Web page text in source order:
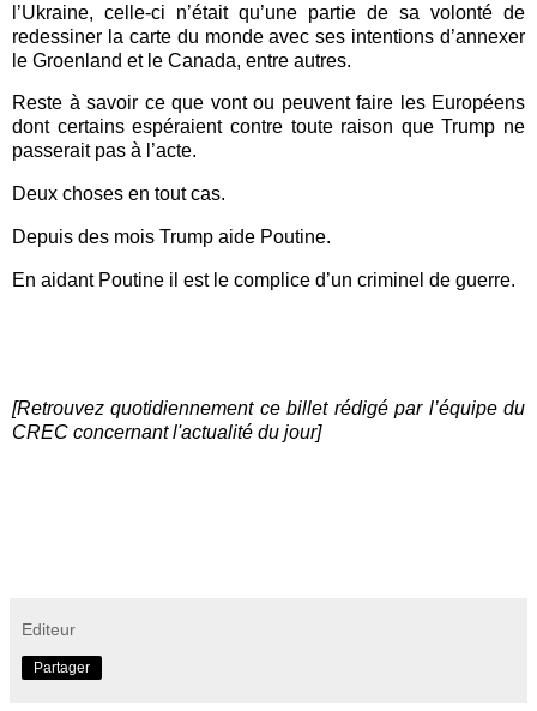
l’Ukraine, celle-ci n’était qu’une partie de sa volonté de
redessiner la carte du monde avec ses intentions d’annexer
le Groenland et le Canada, entre autres.
Reste à savoir ce que vont ou peuvent faire les Européens
dont certains espéraient contre toute raison que Trump ne
passerait pas à l’acte.
Deux choses en tout cas.
Depuis des mois Trump aide Poutine.
En aidant Poutine il est le complice d’un criminel de guerre.
[Retrouvez quotidiennement ce billet rédigé par l’équipe du
CREC concernant l'actualité du jour]
Editeur
Partager